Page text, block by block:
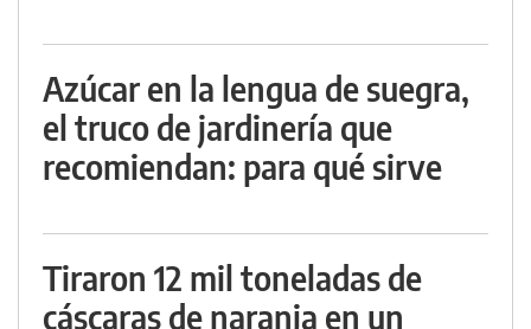
Azúcar en la lengua de suegra,
el truco de jardinería que
recomiendan: para qué sirve
Tiraron 12 mil toneladas de
cáscaras de naranja en un